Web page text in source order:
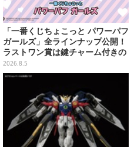
「一番くじちょこっと パワーパフ
ガールズ」全ラインナップ公開！
ラストワン賞は鍵チャーム付きの
シール帳スペシャルセットを用意
2026.8.5